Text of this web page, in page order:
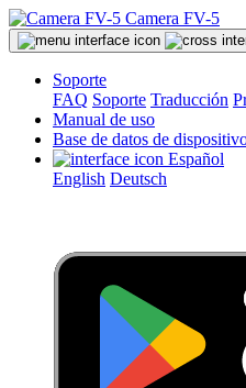
Camera FV-5
Soporte
FAQ Soporte Traducción
Manual de uso
Base de datos de
Español
English Deutsch